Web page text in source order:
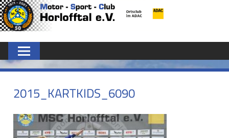
Zum
Inhalt
MSC
HORLOFFTAL
E.V.
2015_KARTKIDS_6090